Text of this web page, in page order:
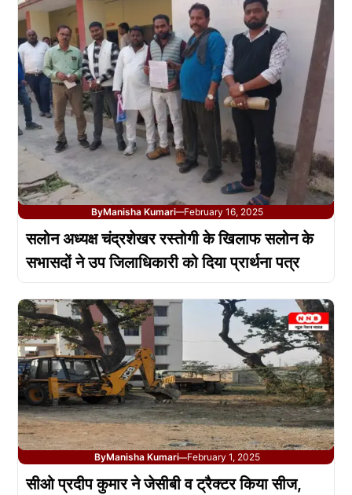
ByManisha Kumari—February 16, 2025
सलोन अध्यक्ष चंद्रशेखर रस्तोगी के खिलाफ सलोन के
सभासदों ने उप जिलाधिकारी को दिया प्रार्थना पत्र
ByManisha Kumari—February 1, 2025
सीओ प्रदीप कुमार ने जेसीबी व ट्रैक्टर किया सीज,